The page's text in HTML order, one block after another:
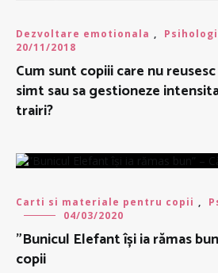
Dezvoltare emotionala ,
20/11/2018
Cum sunt copiii care nu
simt sau sa gestioneze
trairi?
Carti si materiale pentru copii ,
04/03/2020
”Bunicul Elefant își ia rămas
copii